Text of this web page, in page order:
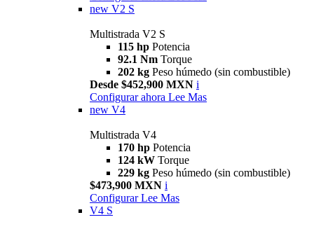
new V2 S
Multistrada V2 S
115 hp Potencia
92.1 Nm Torque
202 kg Peso húmedo (sin combustible)
Desde $452,900 MXN i
Configurar ahora Lee Mas
new V4
Multistrada V4
170 hp Potencia
124 kW Torque
229 kg Peso húmedo (sin combustible)
$473,900 MXN i
Configurar Lee Mas
V4 S